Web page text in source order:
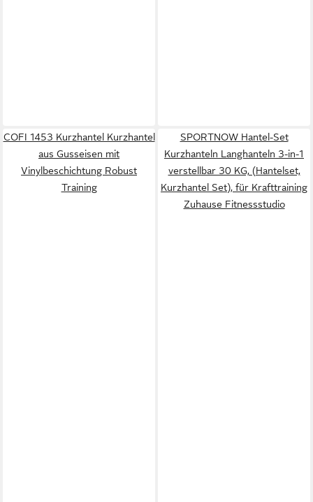
COFI 1453 Kurzhantel Kurzhantel
aus Gusseisen mit
Vinylbeschichtung Robust
Training
SPORTNOW Hantel-Set
Kurzhanteln Langhanteln 3-in-1
verstellbar 30 KG, (Hantelset,
Kurzhantel Set), für Krafttraining
Zuhause Fitnessstudio